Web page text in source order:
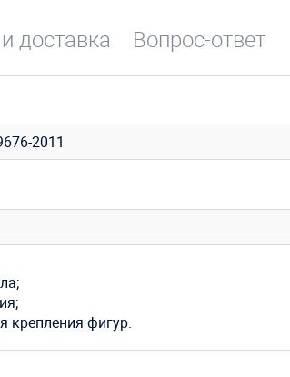
доставка Вопрос-ответ
2011
крепления фигур.